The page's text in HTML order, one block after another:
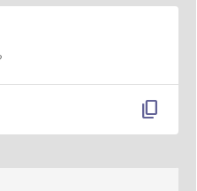
content_copy